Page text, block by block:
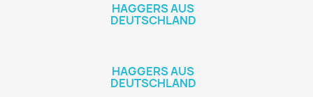
HAGGERS AUS
DEUTSCHLAND
HAGGERS AUS
DEUTSCHLAND